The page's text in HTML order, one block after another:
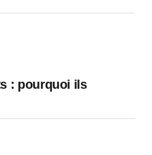
: pourquoi ils